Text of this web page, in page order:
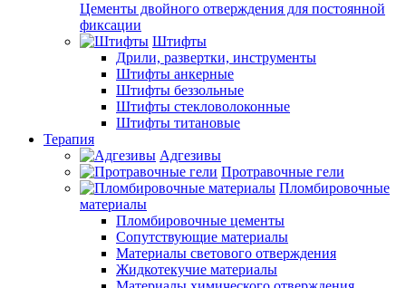
Цементы двойного отверждения для постоянной
фиксации
Штифты
Дрили, развертки, инструменты
Штифты анкерные
Штифты беззольные
Штифты стекловолоконные
Штифты титановые
Терапия
Адгезивы
Протравочные гели
Пломбировочные
материалы
Пломбировочные цементы
Сопутствующие материалы
Материалы светового отверждения
Жидкотекучие материалы